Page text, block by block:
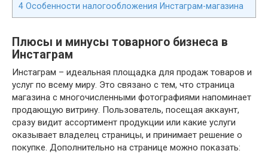
4 Особенности налогообложения Инстаграм-магазина
Плюсы и минусы товарного бизнеса в
Инстаграм
Инстаграм – идеальная площадка для продаж товаров и
услуг по всему миру. Это связано с тем, что страница
магазина с многочисленными фотографиями напоминает
продающую витрину. Пользователь, посещая аккаунт,
сразу видит ассортимент продукции или какие услуги
оказывает владелец страницы, и принимает решение о
покупке. Дополнительно на странице можно показать: